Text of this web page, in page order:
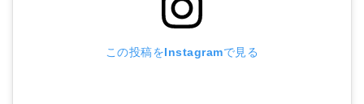
この投稿をInstagramで見る